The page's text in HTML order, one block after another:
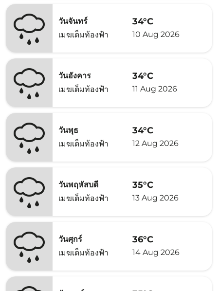
วันจันทร์
เมฆเต็มท้องฟ้า
34°C
10 Aug 2026
วันอังคาร
เมฆเต็มท้องฟ้า
34°C
11 Aug 2026
วันพุธ
เมฆเต็มท้องฟ้า
34°C
12 Aug 2026
วันพฤหัสบดี
เมฆเต็มท้องฟ้า
35°C
13 Aug 2026
วันศุกร์
เมฆเต็มท้องฟ้า
36°C
14 Aug 2026